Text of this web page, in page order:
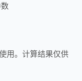
用。计算结果仅供